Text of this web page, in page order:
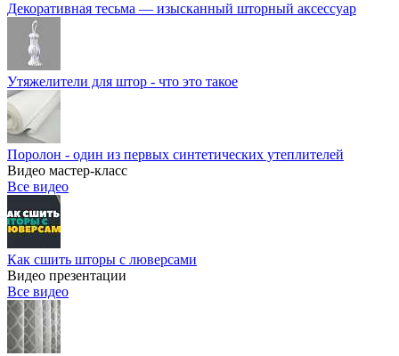
Декоративная тесьма — изысканный шторный аксессуар
Утяжелители для штор - что это такое
Поролон - один из первых синтетических утеплителей
Видео мастер-класс
Все видео
Как сшить шторы с люверсами
Видео презентации
Все видео